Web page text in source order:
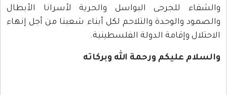
والشفاء للجرحى البواسل والحرية لأسرانا الأبطال
والصمود والوحدة والتلاحم لكل أبناء شعبنا من أجل إنهاء
الاحتلال وإقامة الدولة الفلسطينية.
والسلام عليكم ورحمة الله وبركاته